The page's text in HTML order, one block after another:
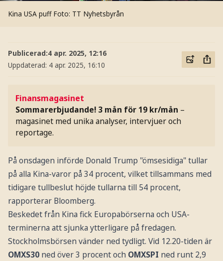
Kina USA puff Foto: TT Nyhetsbyrån
Publicerad:4 apr. 2025, 12:16
Uppdaterad: 4 apr. 2025, 16:10
Finansmagasinet
Sommarerbjudande! 3 mån för 19 kr/mån –
magasinet med unika analyser, intervjuer och
reportage.
På onsdagen införde Donald Trump "ömsesidiga" tullar
på alla Kina-varor på 34 procent, vilket tillsammans med
tidigare tullbeslut höjde tullarna till 54 procent,
rapporterar Bloomberg.
Beskedet från Kina fick Europabörserna och USA-
terminerna att sjunka ytterligare på fredagen.
Stockholmsbörsen vänder ned tydligt. Vid 12.20-tiden är
OMXS30ned över 3 procent och OMXSPI ned runt 2,9